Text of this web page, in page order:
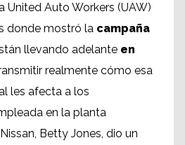
United Auto Workers (UAW)
donde mostró la campaña
llevando adelante en
realmente cómo esa
les afecta a los
en la planta
Betty Jones, dio un